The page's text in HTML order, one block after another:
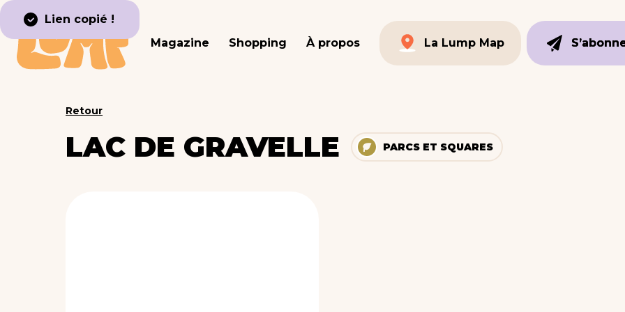
Magazine Shopping À propos
La Lump Map
Lien copié !
Retour
LAC DE GRAVELLE PARCS ET SQUARES